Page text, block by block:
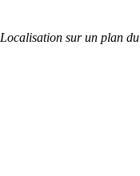
Localisation sur un plan du